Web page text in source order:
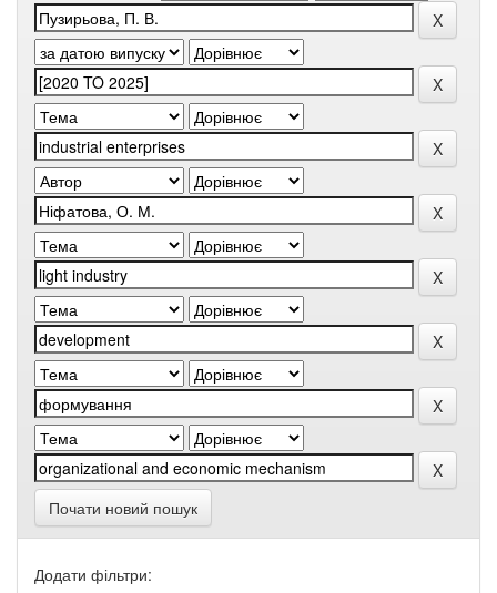
Почати новий пошук
Додати фільтри: